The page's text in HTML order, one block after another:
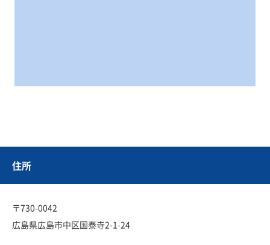
住所
〒730-0042
広島県広島市中区国泰寺2-1-24